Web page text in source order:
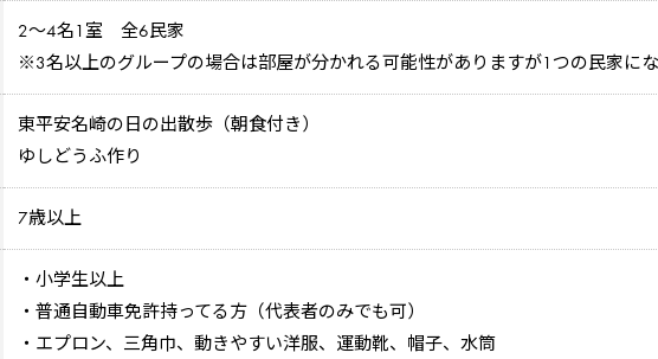
2～4名1室 全6民家
※3名以上のグループの場合は部屋が分かれる可能性がありますが1つの民家に
東平安名崎の日の出散歩（朝食付き）
ゆしどうふ作り
7歳以上
・小学生以上
・普通自動車免許持ってる方（代表者のみでも可）
・エプロン、三角巾、動きやすい洋服、運動靴、帽子、水筒